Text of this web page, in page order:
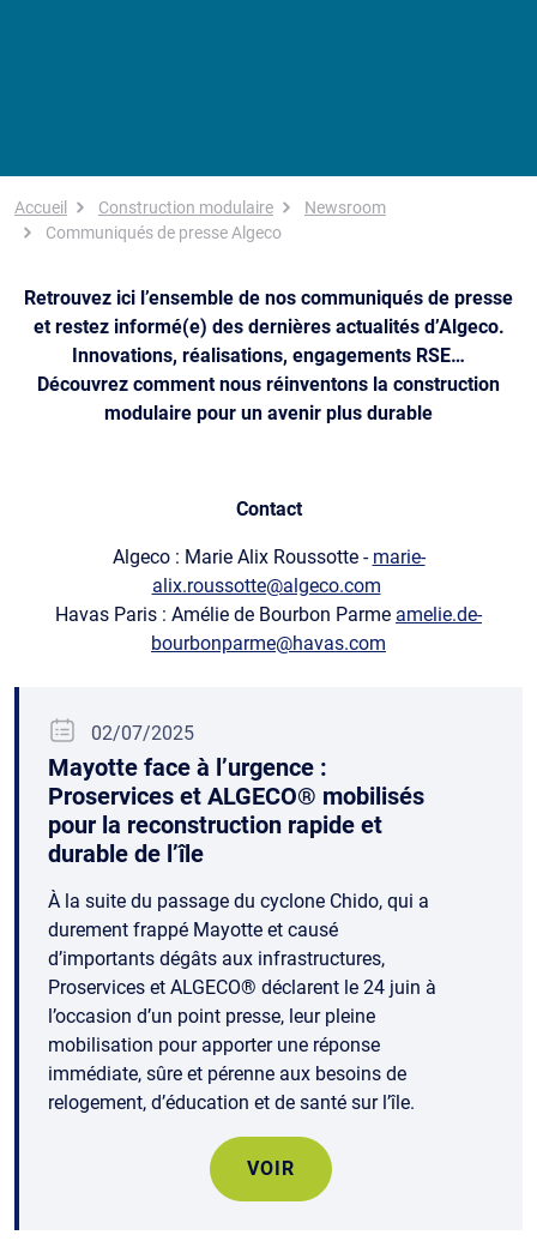
Fil d'Ariane
Accueil Construction modulaire
Newsroom
Communiqués de presse Algeco
Retrouvez ici l’ensemble de nos communiqués de presse
et restez informé(e) des dernières actualités d’Algeco.
Innovations, réalisations, engagements RSE…
Découvrez comment nous réinventons la construction
modulaire pour un avenir plus durable
Contact
Algeco : Marie Alix Roussotte - marie-
alix.roussotte@algeco.com
Havas Paris : Amélie de Bourbon Parme amelie.de-
bourbonparme@havas.com
02/07/2025
Mayotte face à l’urgence :
Proservices et ALGECO® mobilisés
pour la reconstruction rapide et
durable de l’île
À la suite du passage du cyclone Chido, qui a
durement frappé Mayotte et causé
d’importants dégâts aux infrastructures,
Proservices et ALGECO® déclarent le 24 juin à
l’occasion d’un point presse, leur pleine
mobilisation pour apporter une réponse
immédiate, sûre et pérenne aux besoins de
relogement, d’éducation et de santé sur l’île.
VOIR